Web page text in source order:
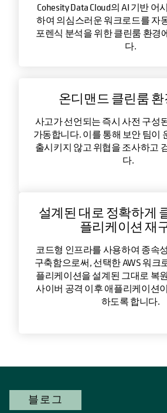
Cohesity Data Cloud의 AI 기반
하여 의심스러운 워크로드를 자
포렌식 분석을 위한 클린룸 환경
다.
온디맨드 클린룸
사고가 선언되는 즉시 사전 구성
가동합니다. 이를 통해 보안 팀이
출시키지 않고 위협을 조사하고
다.
설계된 대로 정확하게
플리케이션 재
코드형 인프라를 사용하여 종속
구축함으로써, 선택한 AWS 워크
플리케이션을 설계된 그대로 복
사이버 공격 이후 애플리케이션
하도록 합니다.
블로그